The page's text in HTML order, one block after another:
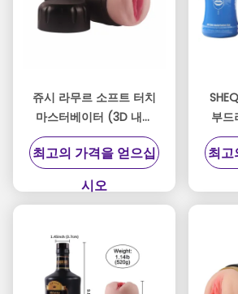
쥬시 라무르 소프트 터치
마스터베이터 (3D 내부
채널 & 방수 디자인)
최고의 가격을 얻으십
시오
부드
장난
최고